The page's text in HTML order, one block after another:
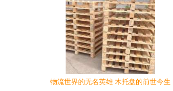
物流世界的无名英雄 木托盘的前世今生